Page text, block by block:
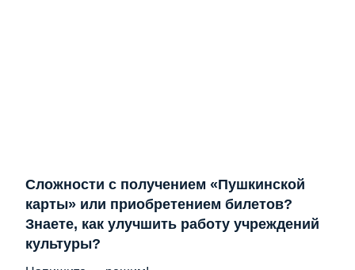
Сложности с получением «Пушкинской
карты» или приобретением билетов?
Знаете, как улучшить работу учреждений
культуры?